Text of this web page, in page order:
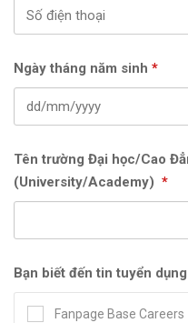
Ngày tháng năm sinh *
Tên trường Đại học/Cao
(University/Academy) *
Bạn biết đến tin tuyển
Fanpage Base Careers